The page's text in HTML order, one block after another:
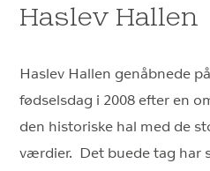
Haslev Hallen
Haslev Hallen genåbnede
fødselsdag i 2008 efter en
den historiske hal med de
værdier. Det buede tag har